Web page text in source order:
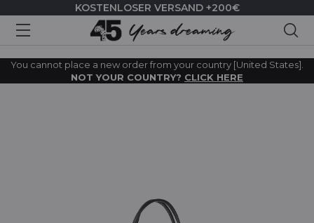
KOSTENLOSER VERSAND +200€
You cannot place a new order from your country [United States].
NOT YOUR COUNTRY? CLICK HERE